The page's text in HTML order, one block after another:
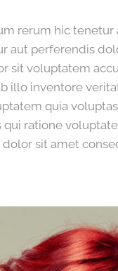
rerum hic
aut perferendis
sit voluptatem
illo inventore
quia
ratione
sit amet